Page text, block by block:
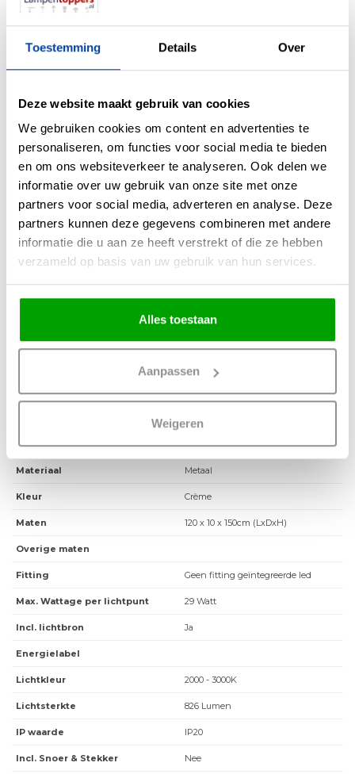
Toestemming Details Over
Deze website maakt gebruik van cookies
We gebruiken cookies om content en advertenties te
personaliseren, om functies voor social media te bieden
en om ons websiteverkeer te analyseren. Ook delen we
informatie over uw gebruik van onze site met onze
partners voor social media, adverteren en analyse. Deze
partners kunnen deze gegevens combineren met andere
informatie die u aan ze heeft verstrekt of die ze hebben
verzameld op basis van uw gebruik van hun services.
Alles toestaan
Aanpassen
Weigeren
✔ Drie stijlvolle kleuren
– kies uit Crème, Zwart of Brons
✔ Verkrijgbaar in verschillende lengtes– 120 cm, 140 cm en 160 cm
Perfecte verlichting voor jouw eettafel,
kookeiland of vergadertafel
Met een lengte van 120 cm (ook beschikbaar in 140 cm of 160 cm) is de
Freelight Triano hanglampideaal voor boven je eettafel of kookeiland. De
lamp biedt een combinatie van onderlicht (1x 21Watt) en bovenlicht (2x
4Watt), samen goed voor maximaal 826 lumen. Hierdoor geniet je altijd van
avond hebt met vrienden.
Slimme bediening met touch-dimmer en
kleurinstelling
kleurtemperatuur aan. Kies voor extra warm wit (2000K) voor een sfeervolle
avond of ga voor helderder licht (3000K) als je extra zicht nodig hebt.
: De combinatie van direct en indirect licht zorgt voor een prachtige
Materiaal Metaal
Kleur Crème
Maten 120 x 10 x 150cm (LxDxH)
Overige maten
Fitting Geen fitting geïntegreerde led
Max. Wattage per lichtpunt 29 Watt
Incl. lichtbron Ja
Energielabel
Lichtkleur 2000 - 3000K
Lichtsterkte 826 Lumen
IP waarde IP20
Incl. Snoer & Stekker Nee